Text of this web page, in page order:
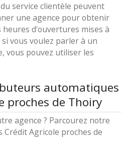
service clientèle peuvent
une agence pour obtenir
d'ouvertures mises à
vous voulez parler à un
vous pouvez utiliser les
automatiques
proches de Thoiry
agence ? Parcourez notre
Crédit Agricole proches de